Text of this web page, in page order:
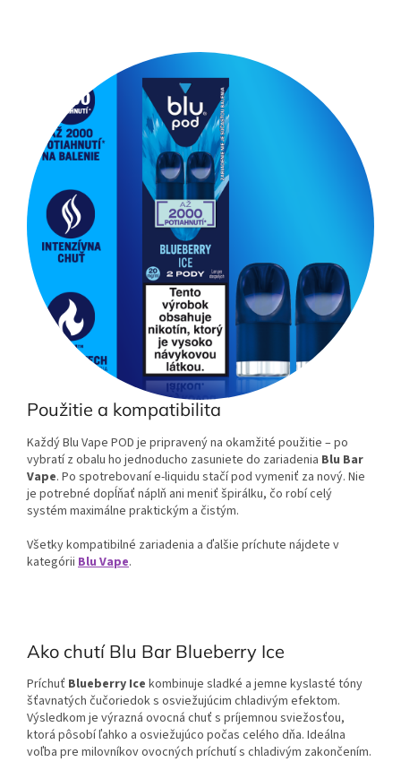
Použitie a kompatibilita
Každý Blu Vape POD je pripravený na okamžité použitie – po
vybratí z obalu ho jednoducho zasuniete do zariadenia Blu Bar
Vape. Po spotrebovaní e-liquidu stačí pod vymeniť za nový. Nie
je potrebné dopĺňať náplň ani meniť špirálku, čo robí celý
systém maximálne praktickým a čistým.
Všetky kompatibilné zariadenia a ďalšie príchute nájdete v
kategórii Blu Vape.
Ako chutí Blu Bar Blueberry Ice
Príchuť Blueberry Ice kombinuje sladké a jemne kyslasté tóny
šťavnatých čučoriedok s osviežujúcim chladivým efektom.
Výsledkom je výrazná ovocná chuť s príjemnou sviežosťou,
ktorá pôsobí ľahko a osviežujúco počas celého dňa. Ideálna
voľba pre milovníkov ovocných príchutí s chladivým zakončením.